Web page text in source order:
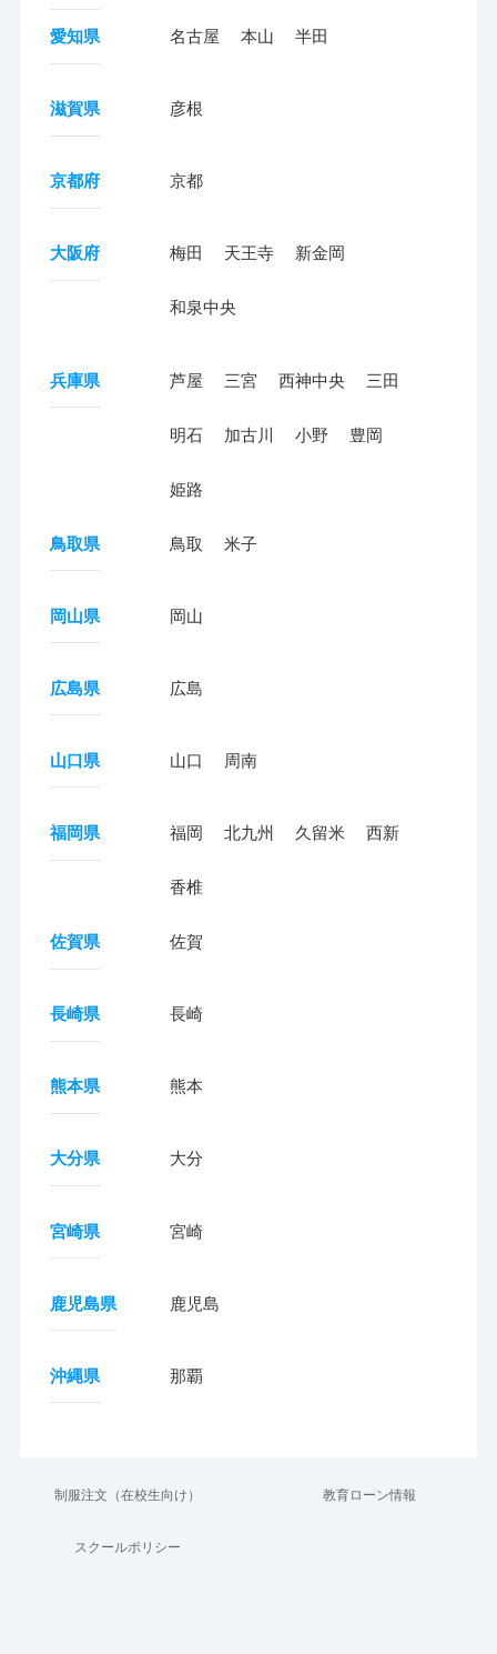
愛知県 名古屋 本山 半田
滋賀県 彦根
京都府 京都
大阪府 梅田 天王寺 新金岡
和泉中央
兵庫県 芦屋 三宮 西神中央 三田
明石 加古川 小野 豊岡
姫路
鳥取県 鳥取 米子
岡山県 岡山
広島県 広島
山口県 山口 周南
福岡県 福岡 北九州 久留米 西新
香椎
佐賀県 佐賀
長崎県 長崎
熊本県 熊本
大分県 大分
宮崎県 宮崎
鹿児島県 鹿児島
沖縄県 那覇
制服注文（在校生向け） 教育ローン情報
スクールポリシー